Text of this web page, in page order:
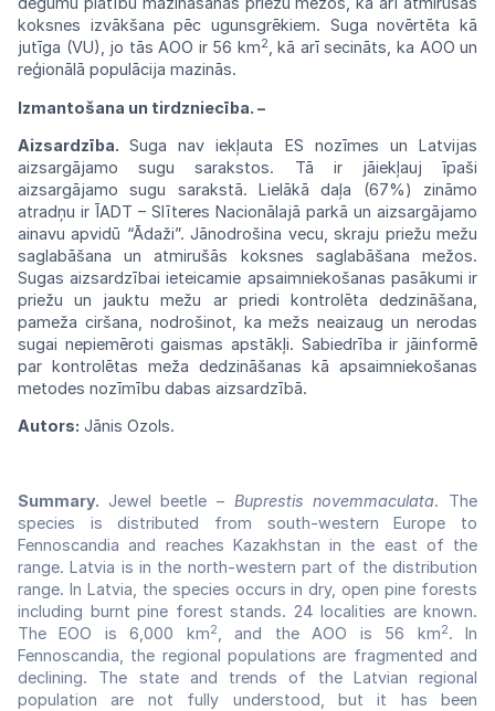
koksnes izvākšanapēcugunsgrēkiem. Suga novērtēta
kā
jutīga (VU), jo tās AOO ir 56 km2, kā arī secināts, ka AOO un
reģionālā populācija mazinās.
Izmantošana un tirdzniecība. –
Aizsardzība.Suganaviekļauta ES nozīmes unLatvijas
aizsargājamosugusarakstos. Tā ir jāiekļauj īpaši
aizsargājamosugu sarakstā.Lielākādaļa (67%) zināmo
atradņu ir ĪADT – Slīteres Nacionālajā parkā un aizsargājamo
ainavuapvidū “Ādaži”.Jānodrošina vecu,skraju priežumežu
saglabāšanaunatmirušās koksnes saglabāšana mežos.
Sugas aizsardzībaiieteicamie apsaimniekošanas pasākumiir
priežu un jauktumežu ar priedi kontrolētadedzināšana,
pameža ciršana, nodrošinot, kamežsneaizaugunnerodas
sugai nepiemēroti gaismas apstākļi. Sabiedrībair jāinformē
par kontrolētas meža dedzināšanas kā apsaimniekošanas
metodes nozīmību dabas aizsardzībā.
Autors: Jānis Ozols.
Summary. Jewel beetle – Buprestis novemmaculata. The
species is distributed from south-western Europe to
Fennoscandia and reaches Kazakhstan in the east of the
range. Latvia is in the north-western part of the distribution
range. In Latvia, the species occurs in dry, open pine forests
including burnt pine forest stands. 24 localities are known.
The EOO is 6,000 km2, and the AOO is 56 km2. In
Fennoscandia, the regional populations are fragmented and
declining. The state and trends of the Latvian regional
population are not fully understood, but it has been